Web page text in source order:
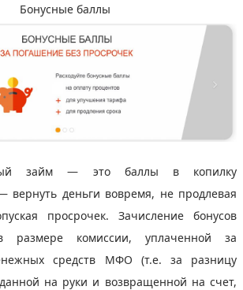
Бонусные баллы
займ — это баллы в копилку
вернуть деньги вовремя, не продлевая
просрочек. Зачисление бонусов
в размере комиссии, уплаченной за
средств МФО (т.е. за разницу
на руки и возвращенной на счет,